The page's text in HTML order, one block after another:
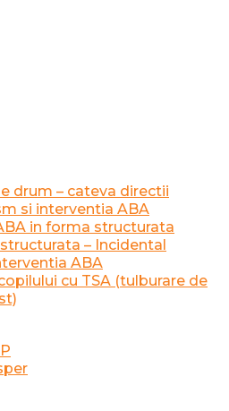
drum – cateva directii
si interventia ABA
in forma structurata
– Incidental
ABA
cu TSA (tulburare de